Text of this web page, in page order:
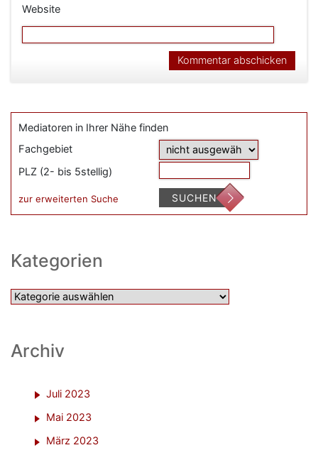
Website
Mediatoren in Ihrer Nähe finden
Fachgebiet
PLZ (2- bis 5stellig)
zur erweiterten Suche SUCHEN
Kategorien
Kategorien
Archiv
Juli 2023
Mai 2023
März 2023